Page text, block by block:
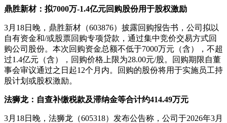
鼎胜新材：拟7000万-1.4亿元回购股份用于股权激励
3月18日晚，鼎胜新材（603876）披露回购报告书，公司拟以
自有资金和/或股票回购专项贷款，通过集中竞价交易方式回
购公司股份。本次回购资金总额不低于7000万元（含），不超
过1.4亿元（含），回购价格上限为28.00元/股。回购期限自董
事会审议通过之日起12个月内。回购的股份将用于实施员工持
股计划或股权激励。
法狮龙：自查补缴税款及滞纳金等合计约414.49万元
3月18日晚，法狮龙（605318）发布公告称，公司于2026年3月